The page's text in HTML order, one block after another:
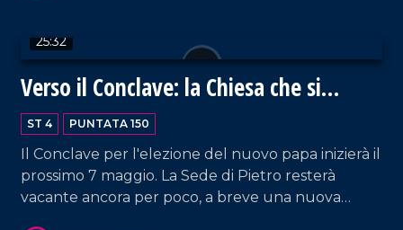
25:32
Verso il Conclave: la Chiesa che si
rinnova
ST 4 PUNTATA 150
Il Conclave per l'elezione del nuovo papa inizierà il
prossimo 7 maggio. La Sede di Pietro resterà
vacante ancora per poco, a breve una nuova
VAI AL TITOLO